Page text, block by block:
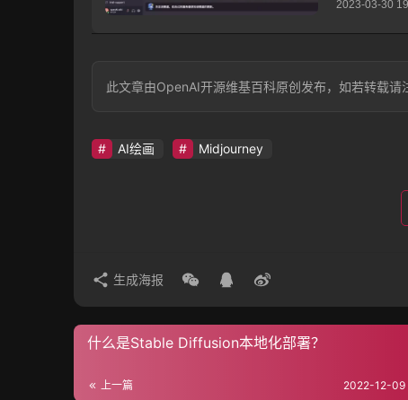
此文章由OpenAI开源维基百科原创发布，如若转载
AI绘画 Midjourney
生成海报
什么是Stable Diffusion本地化部署？
上一篇 2022-12-09